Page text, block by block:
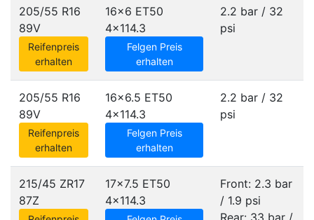
205/55 R16
89V
Reifenpreis
erhalten
16x6 ET50
4x114.3
Felgen Preis
erhalten
2.2 bar / 32
psi
205/55 R16
89V
Reifenpreis
erhalten
16x6.5 ET50
4x114.3
Felgen Preis
erhalten
2.2 bar / 32
psi
215/45 ZR17
87Z
17x7.5 ET50
4x114.3
Front: 2.3 bar
/ 1.9 psi
Rear: 33 bar /